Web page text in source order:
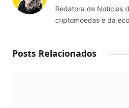
Redatora de Notícias
criptomoedas e da
Posts Relacionados